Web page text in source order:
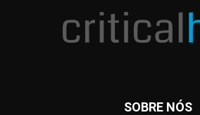
SOBRE NÓS